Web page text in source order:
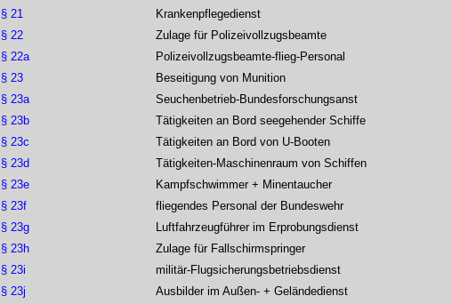
§ 21
§ 22
§ 22a
§ 23
§ 23a
§ 23b
§ 23c
§ 23d
§ 23e
§ 23f
§ 23g
§ 23h
§ 23i
§ 23j
Krankenpflegedienst
Zulage für Polizeivollzugsbeamte
Polizeivollzugsbeamte-flieg-Personal
Beseitigung von Munition
Seuchenbetrieb-Bundesforschungsanst
Tätigkeiten an Bord seegehender Schiffe
Tätigkeiten an Bord von U-Booten
Tätigkeiten-Maschinenraum von Schiffen
Kampfschwimmer + Minentaucher
fliegendes Personal der Bundeswehr
Luftfahrzeugführer im Erprobungsdienst
Zulage für Fallschirmspringer
militär-Flugsicherungsbetriebsdienst
Ausbilder im Außen- + Geländedienst